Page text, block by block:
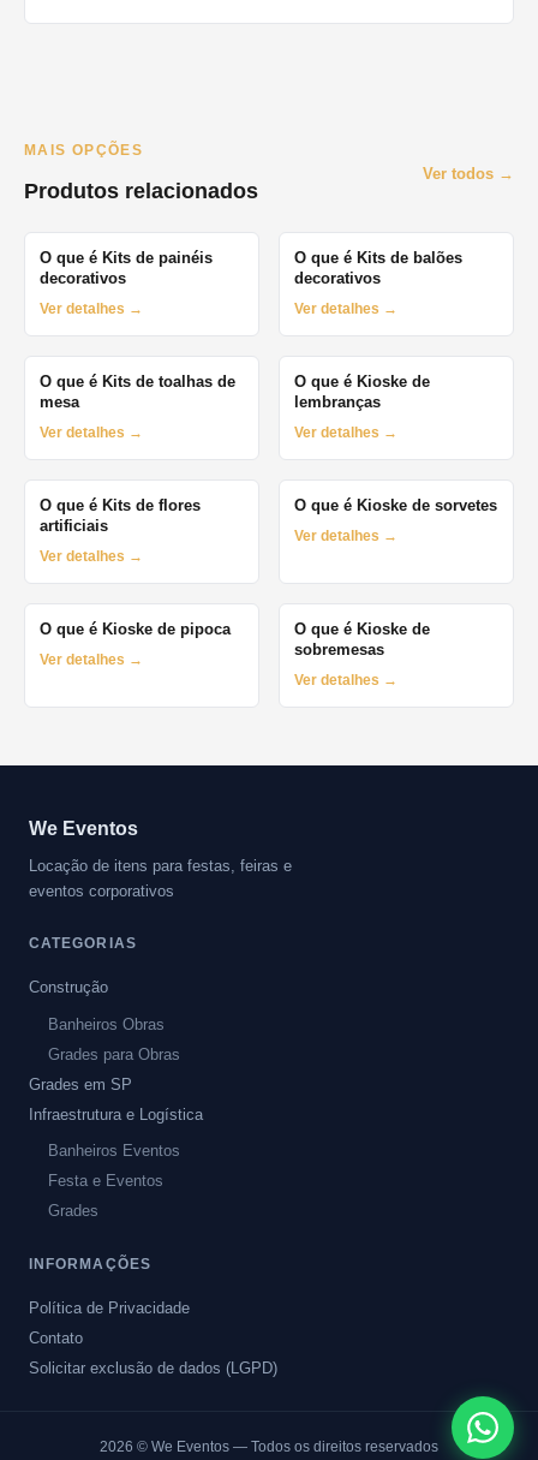
MAIS OPÇÕES
Produtos relacionados
Ver todos →
O que é Kits de painéis
decorativos
Ver detalhes →
O que é Kits de balões
decorativos
Ver detalhes →
O que é Kits de toalhas de
mesa
Ver detalhes →
O que é Kioske de
lembranças
Ver detalhes →
O que é Kits de flores
artificiais
Ver detalhes →
O que é Kioske de sorvetes
Ver detalhes →
O que é Kioske de pipoca
Ver detalhes →
O que é Kioske de
sobremesas
Ver detalhes →
We Eventos
Locação de itens para festas, feiras e
eventos corporativos
CATEGORIAS
Construção
Banheiros Obras
Grades para Obras
Grades em SP
Infraestrutura e Logística
Banheiros Eventos
Festa e Eventos
Grades
INFORMAÇÕES
Política de Privacidade
Contato
Solicitar exclusão de dados (LGPD)
2026 © We Eventos — Todos os direitos reservados